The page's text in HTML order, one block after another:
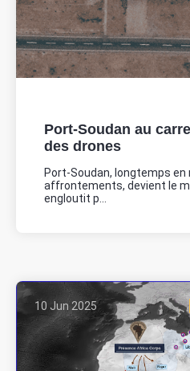
Port-Soudan au
des drones
Port-Soudan, longtemps en
affrontements, devient le
engloutit p...
10 Jun 2025